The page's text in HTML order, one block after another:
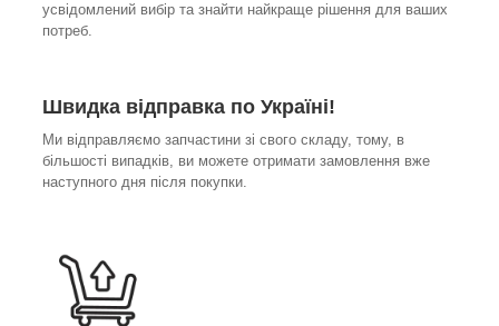
усвідомлений вибір та знайти найкраще рішення для ваших
потреб.
Швидка відправка по Україні!
Ми відправляємо запчастини зі свого складу, тому, в
більшості випадків, ви можете отримати замовлення вже
наступного дня після покупки.